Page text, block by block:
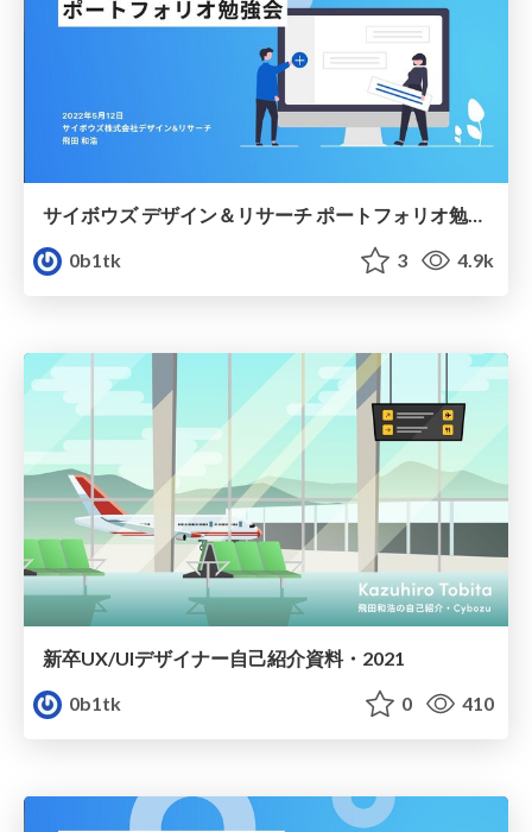
サイボウズ デザイン＆リサーチ ポートフォリオ勉強会2022
0b1tk
3 4.9k
新卒UX/UIデザイナー自己紹介資料・2021
0b1tk
0 410